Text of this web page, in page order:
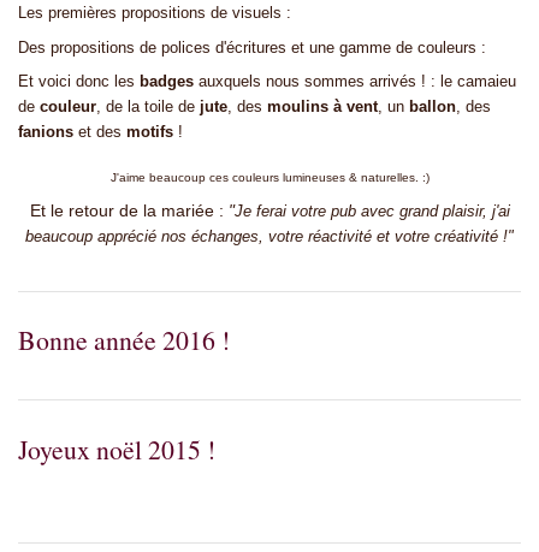
Les premières propositions de visuels :
Des propositions de polices d'écritures et une gamme de couleurs :
Et voici donc les badges auxquels nous sommes arrivés ! : le camaieu
de couleur, de la toile de jute, des moulins à vent, un ballon, des
fanions et des motifs !
J'aime beaucoup ces couleurs lumineuses & naturelles. :)
Et le retour de la mariée : "Je ferai votre pub avec grand plaisir, j'ai
beaucoup apprécié nos échanges, votre réactivité et votre créativité !"
Bonne année 2016 !
Joyeux noël 2015 !